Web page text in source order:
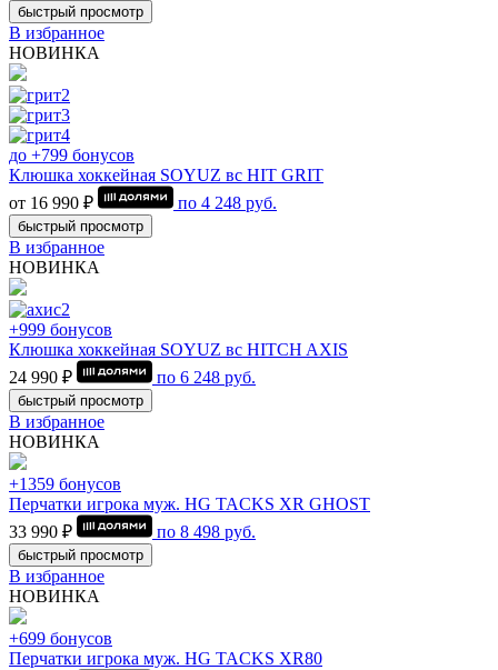
быстрый просмотр
В избранное
НОВИНКА
до +799 бонусов
Клюшка хоккейная SOYUZ вс HIT GRIT
от 16 990 ₽
по 4 248 руб.
быстрый просмотр
В избранное
НОВИНКА
+999 бонусов
Клюшка хоккейная SOYUZ вс HITCH AXIS
24 990 ₽
по 6 248 руб.
быстрый просмотр
В избранное
НОВИНКА
+1359 бонусов
Перчатки игрока муж. HG TACKS XR GHOST
33 990 ₽
по 8 498 руб.
быстрый просмотр
В избранное
НОВИНКА
+699 бонусов
Перчатки игрока муж. HG TACKS XR80